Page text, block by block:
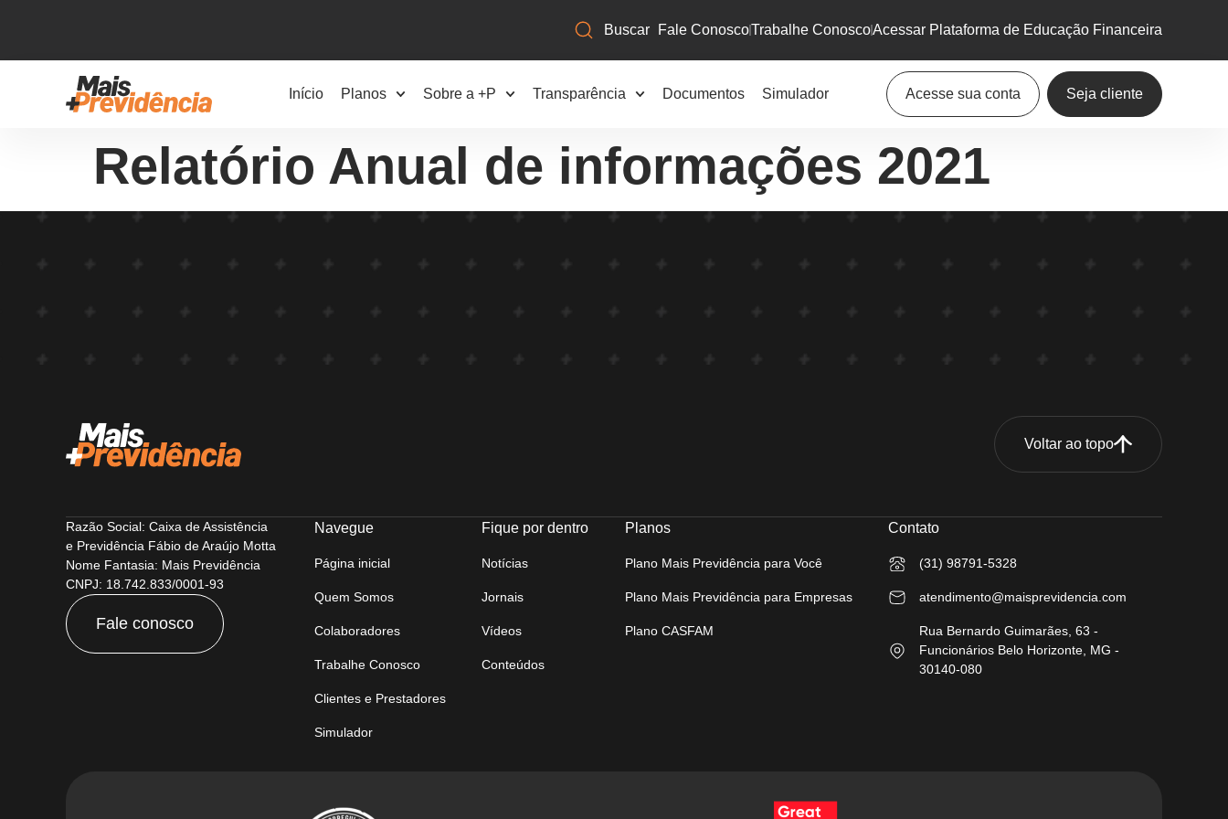
Fale ConoscoTrabalhe ConoscoAcessar Plataforma de Educação Financeira
Início Planos Sobre a +P Transparência Documentos Simulador Acesse sua conta Seja cliente
Relatório Anual de informações 2021
Voltar ao topo
Razão Social: Caixa de Assistência
e Previdência Fábio de Araújo Motta
Nome Fantasia: Mais Previdência
CNPJ: 18.742.833/0001-93
Fale conosco
Navegue
Página inicial
Quem Somos
Colaboradores
Trabalhe Conosco
Clientes e Prestadores
Simulador
Fique por dentro
Notícias
Jornais
Vídeos
Conteúdos
Planos
Plano Mais Previdência para Você
Plano Mais Previdência para Empresas
Plano CASFAM
Contato
(31) 98791-5328
atendimento@maisprevidencia.com
Rua Bernardo Guimarães, 63 -
Funcionários Belo Horizonte, MG -
30140-080